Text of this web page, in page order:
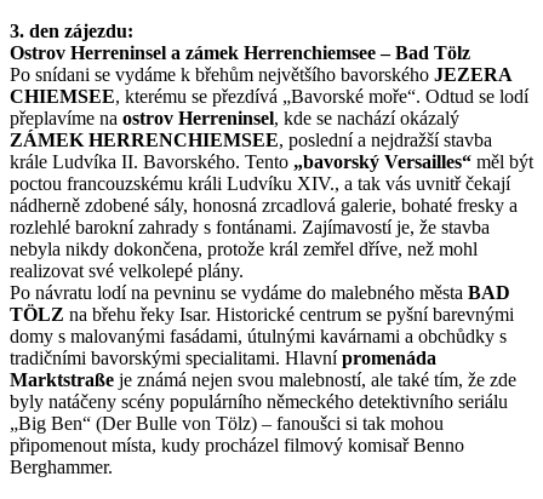
3. den zájezdu:
Ostrov Herreninsel a zámek Herrenchiemsee – Bad Tölz
Po snídani se vydáme k břehům největšího bavorského JEZERA
CHIEMSEE, kterému se přezdívá „Bavorské moře“. Odtud se lodí
přeplavíme na ostrov Herreninsel, kde se nachází okázalý
ZÁMEK HERRENCHIEMSEE, poslední a nejdražší stavba
krále Ludvíka II. Bavorského. Tento „bavorský Versailles“ měl být
poctou francouzskému králi Ludvíku XIV., a tak vás uvnitř čekají
nádherně zdobené sály, honosná zrcadlová galerie, bohaté fresky a
rozlehlé barokní zahrady s fontánami. Zajímavostí je, že stavba
nebyla nikdy dokončena, protože král zemřel dříve, než mohl
realizovat své velkolepé plány.
Po návratu lodí na pevninu se vydáme do malebného města BAD
TÖLZ na břehu řeky Isar. Historické centrum se pyšní barevnými
domy s malovanými fasádami, útulnými kavárnami a obchůdky s
tradičními bavorskými specialitami. Hlavnípromenáda
Marktstraße je známá nejen svou malebností, ale také tím, že zde
byly natáčeny scény populárního německého detektivního seriálu
„Big Ben“ (Der Bulle von Tölz) – fanoušci si tak mohou
připomenout místa, kudy procházel filmový komisař Benno
Berghammer.